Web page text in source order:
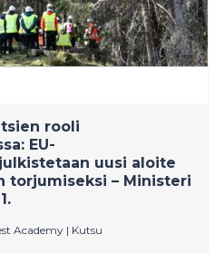
rooli
EU-
uusi aloite
torjumiseksi – Ministeri
Academy | Kutsu